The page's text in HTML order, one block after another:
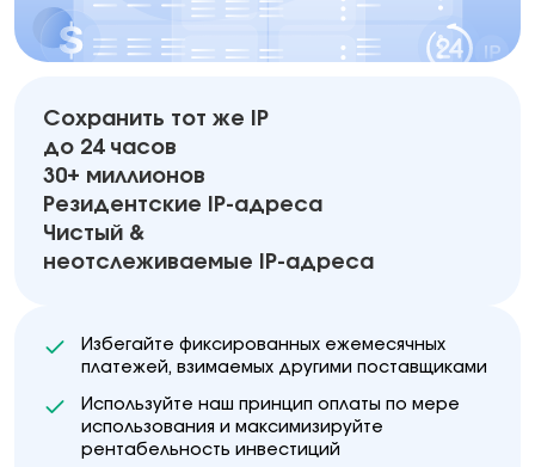
Сохранить тот же IP
до 24 часов
30+ миллионов
Резидентские IP-адреса
Чистый &
неотслеживаемые IP-адреса
Избегайте фиксированных ежемесячных
платежей, взимаемых другими поставщиками
Используйте наш принцип оплаты по мере
использования и максимизируйте
рентабельность инвестиций